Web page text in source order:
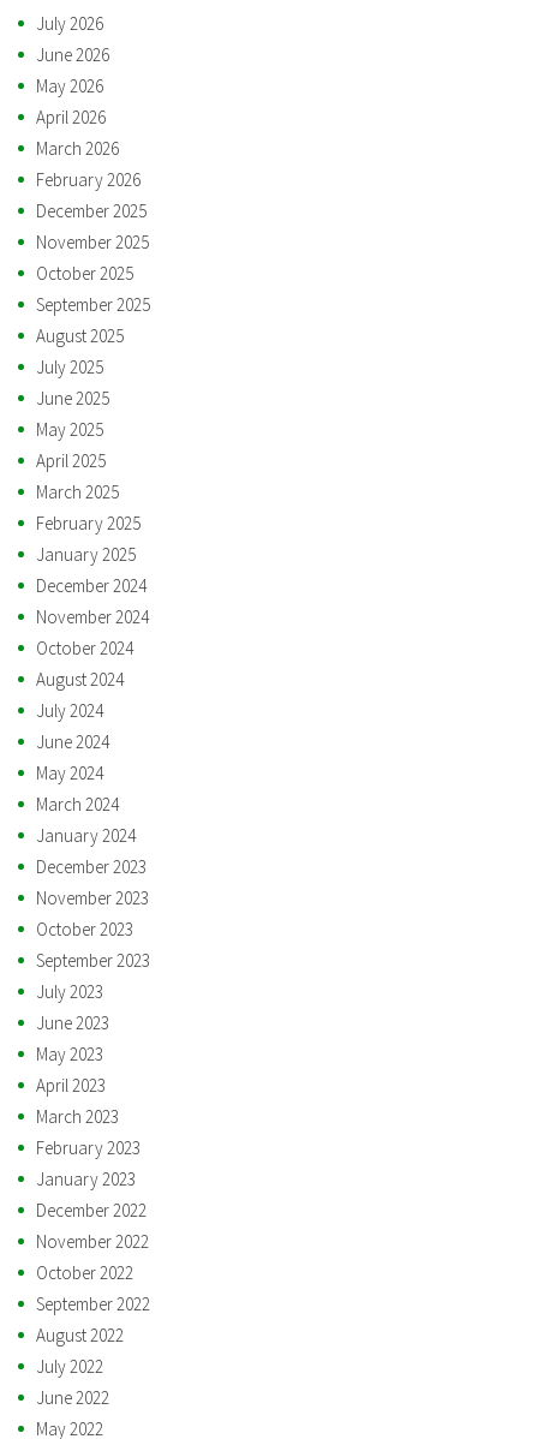
July 2026
June 2026
May 2026
April 2026
March 2026
February 2026
December 2025
November 2025
October 2025
September 2025
August 2025
July 2025
June 2025
May 2025
April 2025
March 2025
February 2025
January 2025
December 2024
November 2024
October 2024
August 2024
July 2024
June 2024
May 2024
March 2024
January 2024
December 2023
November 2023
October 2023
September 2023
July 2023
June 2023
May 2023
April 2023
March 2023
February 2023
January 2023
December 2022
November 2022
October 2022
September 2022
August 2022
July 2022
June 2022
May 2022